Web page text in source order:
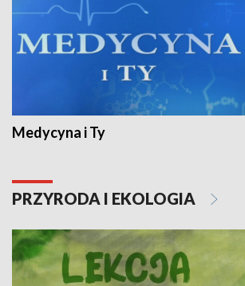
Medycyna i Ty
PRZYRODA I EKOLOGIA